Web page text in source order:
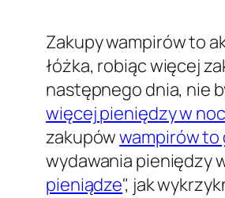
Zakupy wampirówto
łóżka, robiąc więcej
następnego dnia, nie
więcej pieniędzy w
zakupówwampirów to
wydawania pieniędzy
pieniądze", jak